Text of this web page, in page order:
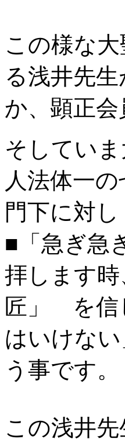
この様な
る浅井先
か、顕正
そしてい
人法体一
門下に対し
■「急ぎ急
拝します
匠」 を信
はいけな
う事です。
この浅井